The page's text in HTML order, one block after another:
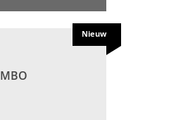
MBO
Nieuw